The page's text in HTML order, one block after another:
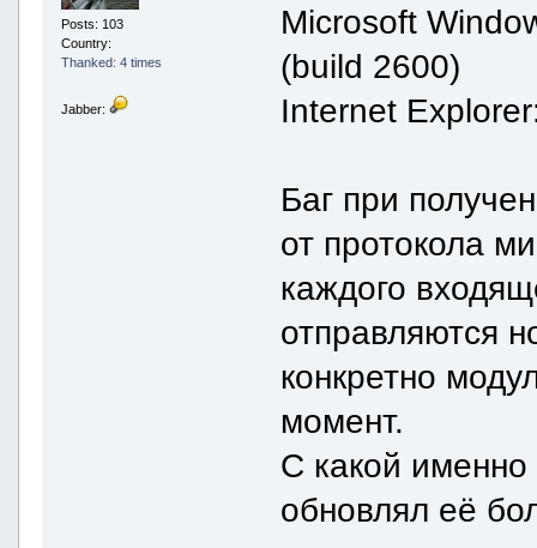
Posts: 103
Country:
Thanked: 4 times
Jabber:
Microsoft
(build 2600)
Internet
Баг при
от протокола
каждого
отправляются
конкретно
момент.
С какой именно
обновлял её